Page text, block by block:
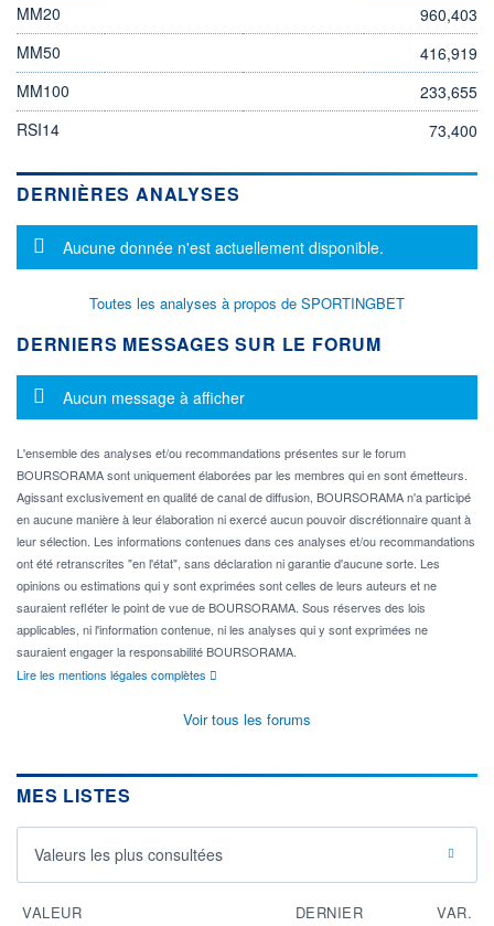
MM20
960,403
MM50
416,919
MM100
233,655
RSI14
73,400
DERNIÈRES ANALYSES
Message d'information
Aucune donnée n'est actuellement disponible.
Toutes les analyses à propos de SPORTINGBET
DERNIERS MESSAGES SUR LE FORUM
Message d'information
Aucun message à afficher
L'ensemble des analyses et/ou recommandations présentes sur le forum
BOURSORAMA sont uniquement élaborées par les membres qui en sont émetteurs.
Agissant exclusivement en qualité de canal de diffusion, BOURSORAMA n'a participé
en aucune manière à leur élaboration ni exercé aucun pouvoir discrétionnaire quant à
leur sélection. Les informations contenues dans ces analyses et/ou recommandations
ont été retranscrites "en l'état", sans déclaration ni garantie d'aucune sorte. Les
opinions ou estimations qui y sont exprimées sont celles de leurs auteurs et ne
sauraient refléter le point de vue de BOURSORAMA. Sous réserves des lois
applicables, ni l'information contenue, ni les analyses qui y sont exprimées ne
sauraient engager la responsabilité BOURSORAMA.
Lire les mentions légales complètes
Voir tous les forums
MES LISTES
Valeurs les plus consultées
VALEUR DERNIER VAR.